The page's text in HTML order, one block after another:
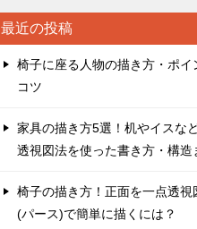
最近の投稿
椅子に座る人物の描き方・ポイ
コツ
家具の描き方5選！机やイスな
透視図法を使った書き方・構造
椅子の描き方！正面を一点透視
(パース)で簡単に描くには？